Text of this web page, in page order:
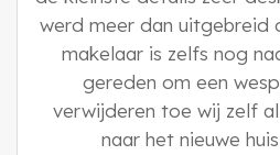
werd meer dan uitgebreid
makelaar is zelfs nog
gereden om een
verwijderen toe wij zelf
naar het nieuwe